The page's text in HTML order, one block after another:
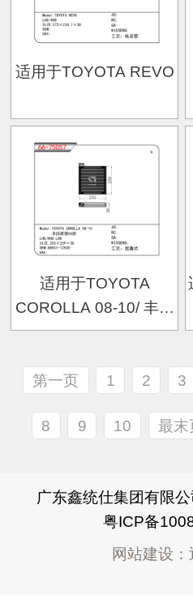
适用于TOYOTA REVO
适用于TOYOTA
COROLLA 08-10/ 丰田
愿望06款 OEM:88501-
第一页 1 2 3
8 9 10 最末
广东鑫统仕集团有限
粤ICP备
网站建设 ：